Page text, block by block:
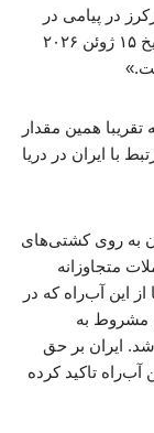
در پیامی در
شبکه اجتماعی ایکس نوشته است: «ایران از تاریخ ۱۵ ژوئن ۲۰۲۶
تقریبا همین مقدار
با ایران در دریا
به روی کشتی‌های
متجاوزانه
این آب‌راه که در
مشروط به
ایران بر حق
آب‌راه تاکید کرده